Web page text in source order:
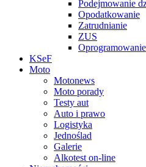
Podejmowanie
Opodatkowanie
Zatrudnianie
ZUS
Oprogramowanie
KSeF
Moto
Motonews
Moto porady
Testy aut
Auto i prawo
Logistyka
Jednoślad
Galerie
Alkotest on-line